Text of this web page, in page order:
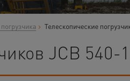
Телескопические
JCB 540-